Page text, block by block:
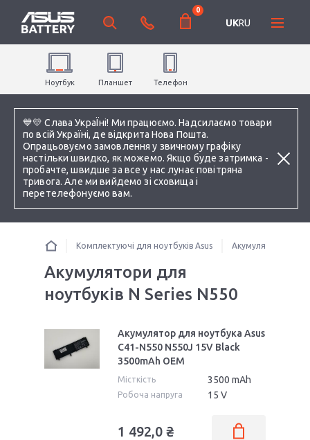
💙💛 Слава УкраЇні! Ми працюємо. Надсилаємо товари
по всій Україні, де відкрита Нова Пошта.
Опрацьовуємо замовлення у звичному графіку
настільки швидко, як можемо. Якщо буде затримка -
пробачте, швидше за все у нас лунає повітряна
тривога. Але ми вийдемо зі сховища і
перетелефонуємо вам.
0
UKRU
Ноутбук Планшет Телефон
Комплектуючі для ноутбуків Asus Акумулятори для
Акумулятори для
ноутбуків N Series N550
Акумулятор для ноутбука Asus
C41-N550 N550J 15V Black
3500mAh OEM
Місткість 3500 mAh
Робоча напруга 15 V
1 492,0 ₴